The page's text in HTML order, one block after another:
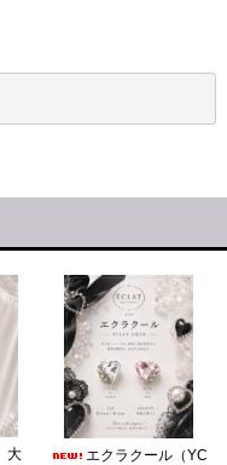
大
エクラクール（YC